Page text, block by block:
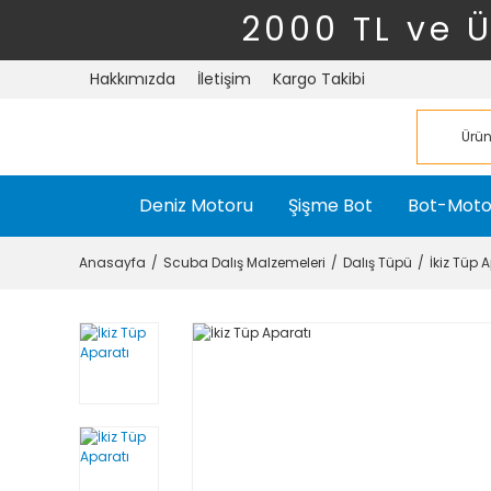
2000 TL ve
Hakkımızda İletişim Kargo Takibi
Deniz Motoru Şişme Bot Bot-
Anasayfa Scuba Dalış Malzemeleri Dalış Tüpü İkiz Tüp